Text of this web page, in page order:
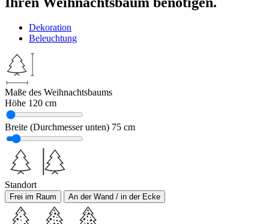
Dekoration
Beleuchtung
Maße des Weihnachtsbaums
Höhe 120 cm
Breite (Durchmesser unten) 75 cm
Standort
Frei im Raum An der Wand / in der Ecke